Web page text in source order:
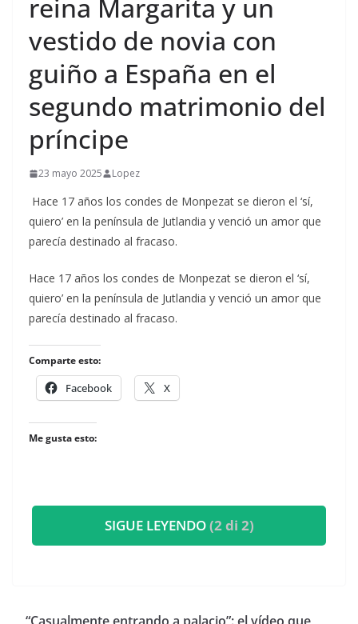
reina Margarita y un
vestido de novia con
guiño a España en el
segundo matrimonio del
príncipe
23 mayo 2025 Lopez
Hace 17 años los condes de Monpezat se dieron el ‘sí,
quiero’ en la península de Jutlandia y venció un amor que
parecía destinado al fracaso.
​Hace 17 años los condes de Monpezat se dieron el ‘sí,
quiero’ en la península de Jutlandia y venció un amor que
parecía destinado al fracaso.
Comparte esto:
Facebook X
Me gusta esto:
SIGUE LEYENDO(2 di 2)